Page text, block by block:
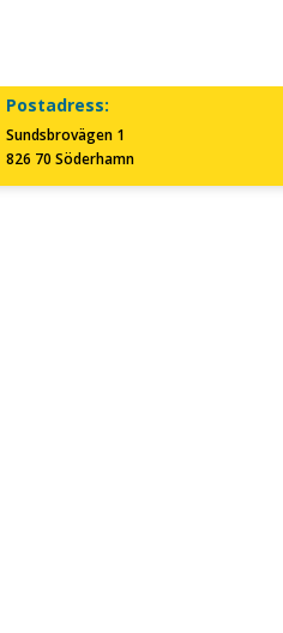
Postadress:
Sundsbrovägen 1
826 70 Söderhamn